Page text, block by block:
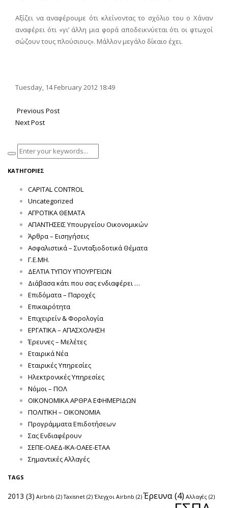
Αξίζει να αναφέρουμε ότι κλείνοντας το σχόλιο του ο Χάναν
αναφέρει ότι «γι’ άλλη μια φορά αποδεικνύεται ότι οι φτωχοί
σώζουν τους πλούσιους». Μάλλον μεγάλο δίκαιο έχει.
Tuesday, 14 February 2012 18:49
Previous Post
Next Post
ΚΑΤΗΓΟΡΊΕΣ
CAPITAL CONTROL
Uncategorized
ΑΓΡΟΤΙΚΑ ΘΕΜΑΤΑ
ΑΠΑΝΤΗΣΕΙΣ Υπουργείου Οικονομικών
Άρθρα – Εισηγήσεις
Ασφαλιστικά – Συνταξιοδοτικά Θέματα
Γ.Ε.ΜΗ.
ΔΕΛΤΙΑ ΤΥΠΟΥ ΥΠΟΥΡΓΕΙΩΝ
Διάβασα κάτι που σας ενδιαφέρει …
Επιδόματα – Παροχές
Επικαιρότητα
Επιχειρείν & Φορολογία
ΕΡΓΑΤΙΚΑ – ΑΠΑΣΧΟΛΗΣΗ
Έρευνες – Μελέτες
Εταιρικά Νέα
Εταιρικές Υπηρεσίες
Ηλεκτρονικές Υπηρεσίες
Νόμοι – ΠΟΛ
ΟΙΚΟΝΟΜΙΚΑ ΑΡΘΡΑ ΕΦΗΜΕΡΙΔΩΝ
ΠΟΛΙΤΙΚΗ – ΟΙΚΟΝΟΜΙΑ
Προγράμματα Επιδοτήσεων
Σας Ενδιαφέρουν
ΣΕΠΕ-ΟΑΕΔ-ΙΚΑ-ΟΑΕΕ-ΕΤΑΑ
Σημαντικές Αλλαγές
TAGS
2013 (3) Airbnb (2) Taxisnet (2) Έλεγχοι Airbnb (2) Έρευνα(4) Αλλαγές (2)